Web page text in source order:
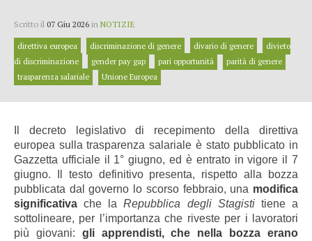
Scritto il 07 Giu 2026 in NOTIZIE
direttiva europea discriminazione di genere divario di genere
divieto
di discriminazione
gender pay gap pari opportunità
parità di genere
trasparenza salariale
Unione Europea
Il decreto legislativo di recepimento della direttiva
europea sulla trasparenza salariale è stato pubblicato in
Gazzetta ufficiale il 1° giugno, ed è entrato in vigore il 7
giugno. Il testo definitivo presenta, rispetto alla bozza
pubblicata dal governo lo scorso febbraio, una modifica
significativa che laRepubblica degli Stagistitiene a
sottolineare, per l’importanza che riveste per i lavoratori
più giovani: gli apprendisti, che nella bozza erano